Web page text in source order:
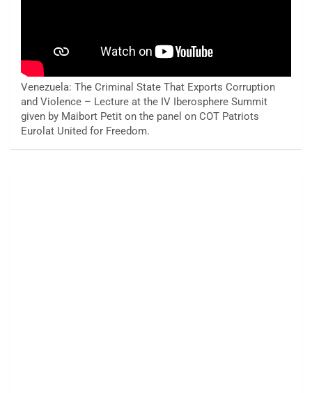
Venezuela: The Criminal State That Exports Corruption
and Violence – Lecture at the IV Iberosphere Summit
given by Maibort Petit on the panel on COT Patriots
Eurolat United for Freedom.